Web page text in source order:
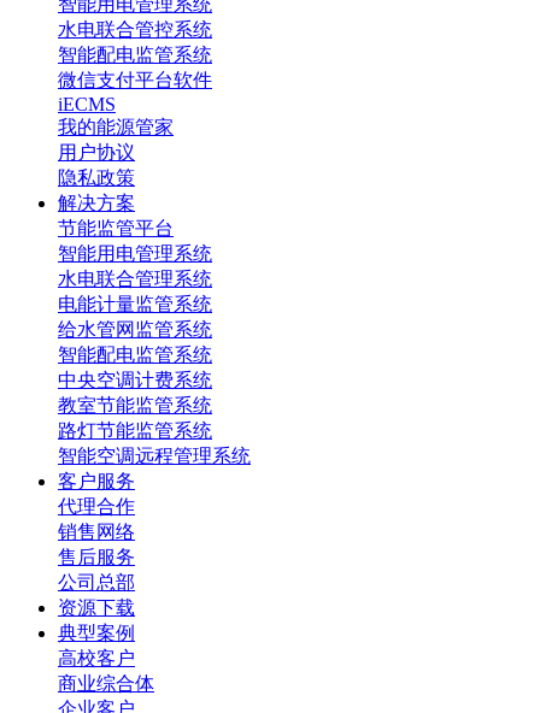
智能用电管理系统
水电联合管控系统
智能配电监管系统
微信支付平台软件
iECMS
我的能源管家
用户协议
隐私政策
解决方案
节能监管平台
智能用电管理系统
水电联合管理系统
电能计量监管系统
给水管网监管系统
智能配电监管系统
中央空调计费系统
教室节能监管系统
路灯节能监管系统
智能空调远程管理系统
客户服务
代理合作
销售网络
售后服务
公司总部
资源下载
典型案例
高校客户
商业综合体
企业客户